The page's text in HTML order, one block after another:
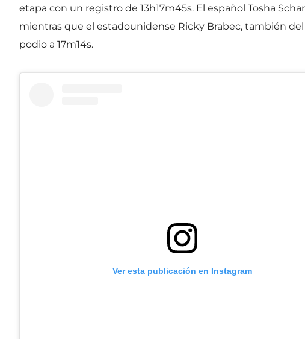
etapa con un registro de 13h17m45s. El español Tosha
mientras que el estadounidense Ricky Brabec, también
podio a 17m14s.
Ver esta publicación en Instagram